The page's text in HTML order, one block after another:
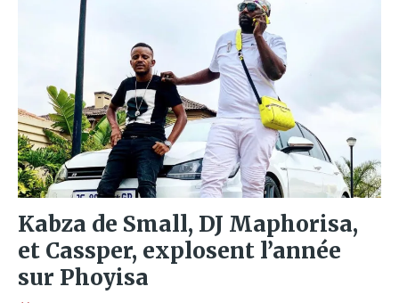
Kabza de Small, DJ Maphorisa,
et Cassper, explosent l’année
sur Phoyisa